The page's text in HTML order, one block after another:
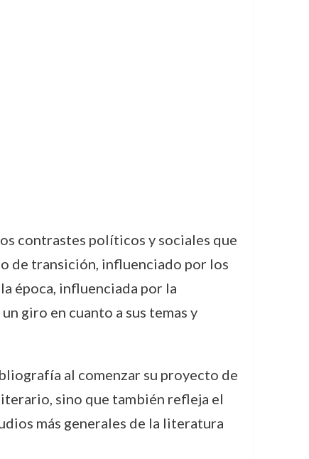
contrastes políticos y sociales que
de transición, influenciado por los
época, influenciada por la
giro en cuanto a sus temas y
al comenzar su proyecto de
sino que también refleja el
más generales de la literatura